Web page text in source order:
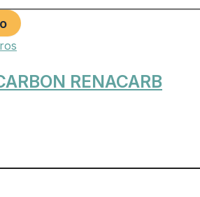
RENACARB